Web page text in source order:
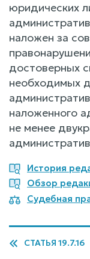
юридических
наложен за
достоверных
необходимых
наложенного
не менее
История
Обзор
Судебная
СТАТЬЯ 19.7.16